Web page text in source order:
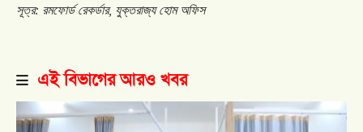
সূত্র: রমফোর্ড রেকর্ডার, যুক্তরাজ্য হোম অফিস
এই বিভাগের আরও খবর